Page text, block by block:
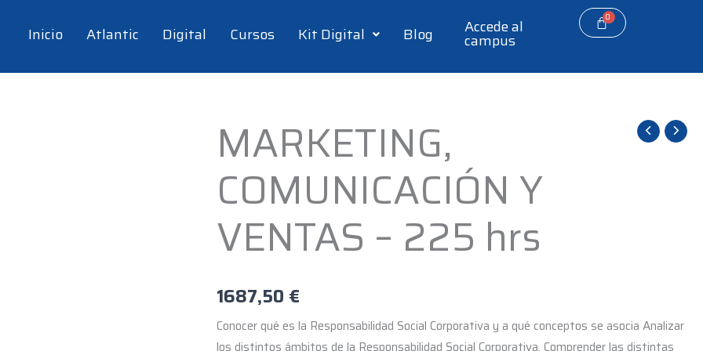
Inicio Atlantic Digital Cursos Kit Digital Blog Accede al
campus
MARKETING,
COMUNICACIÓN Y
VENTAS – 225 hrs
1687,50 €
Conocer qué es la Responsabilidad Social Corporativa y a qué conceptos se asocia Analizar
los distintos ámbitos de la Responsabilidad Social Corporativa. Comprender las distintas
MARKETING,
COMUNICACIÓN
VENTAS
225
hrs